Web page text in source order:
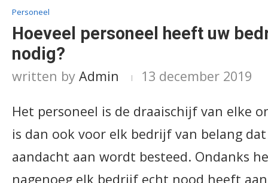
Personeel
Hoeveel personeel heeft uw
nodig?
written by Admin 13 december 2019
Het personeel is de draaischijf van elke
is dan ook voor elk bedrijf van belang
aandacht aan wordt besteed. Ondanks
nagenoeg elk bedrijf echt nood heeft